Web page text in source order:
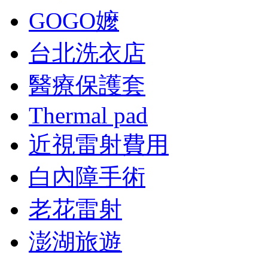
GOGO嬤
台北洗衣店
醫療保護套
Thermal pad
近視雷射費用
白內障手術
老花雷射
澎湖旅遊